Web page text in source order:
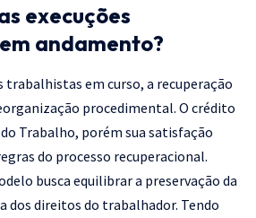
execuções
andamento?
trabalhistas em curso, a recuperação
procedimental. O crédito
Trabalho, porém sua satisfação
do processo recuperacional.
busca equilibrar a preservação da
dos direitos do trabalhador. Tendo